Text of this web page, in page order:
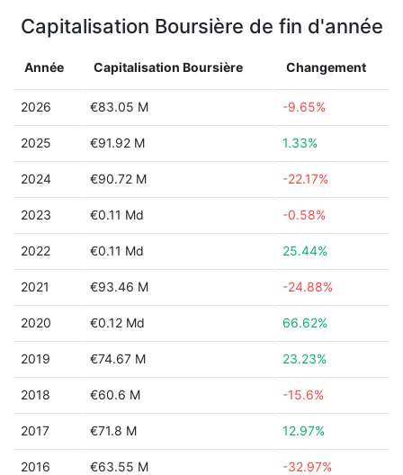
Capitalisation Boursière de fin d'année
Année Capitalisation Boursière Changement
2026 €83.05 M -9.65%
2025 €91.92 M 1.33%
2024 €90.72 M -22.17%
2023 €0.11 Md -0.58%
2022 €0.11 Md 25.44%
2021 €93.46 M -24.88%
2020 €0.12 Md 66.62%
2019 €74.67 M 23.23%
2018 €60.6 M -15.6%
2017 €71.8 M 12.97%
2016 €63.55 M -32.97%